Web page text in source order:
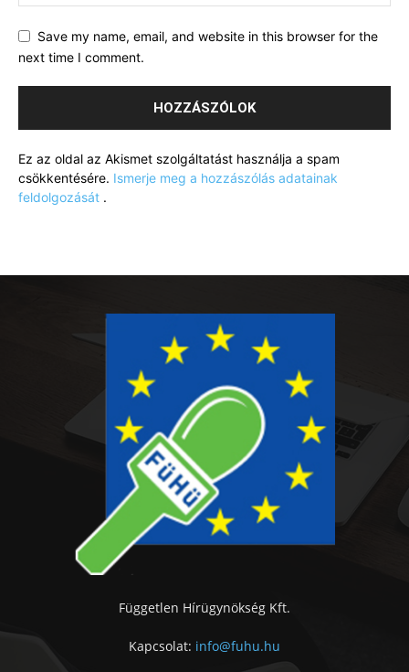
Save my name, email, and website in this browser for the
next time I comment.
Ez az oldal az Akismet szolgáltatást használja a spam
csökkentésére. Ismerje meg a hozzászólás adatainak
feldolgozását .
Független Hírügynökség Kft.
Kapcsolat: info@fuhu.hu